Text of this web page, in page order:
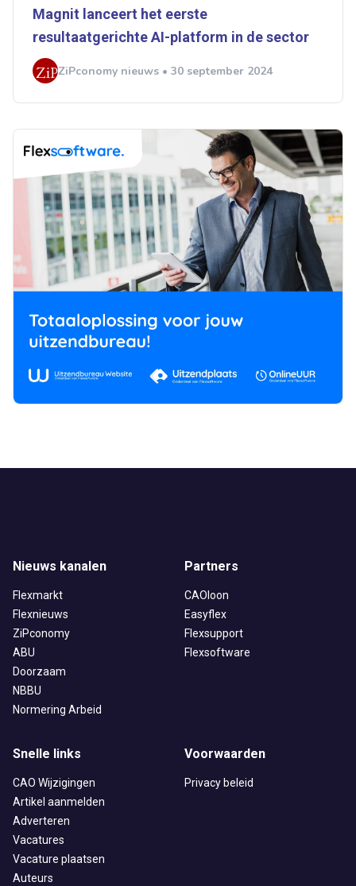
Magnit lanceert het eerste
resultaatgerichte AI-platform in de sector
ZiPconomy nieuws • 30 september 2024
Nieuws kanalen
Flexmarkt
Flexnieuws
ZiPconomy
ABU
Doorzaam
NBBU
Normering Arbeid
Partners
CAOloon
Easyflex
Flexsupport
Flexsoftware
Snelle links
CAO Wijzigingen
Artikel aanmelden
Adverteren
Vacatures
Vacature plaatsen
Auteurs
Voorwaarden
Privacy beleid